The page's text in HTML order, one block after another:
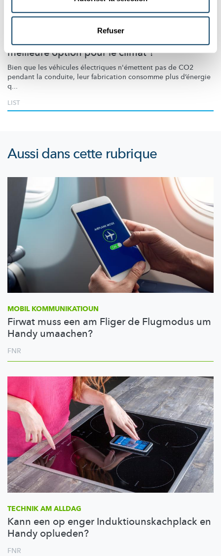
Refuser
MOTEUR ÉLECTRIQUE CONTRE MOTEUR À COMBUSTION
Voiture électrique ou diesel : quelle est la
meilleure option pour le climat ?
Bien que les véhicules électriques n'émettent pas de CO2
pendant la conduite, leur fabrication consomme plus d’énergie
q...
LIST
Aussi dans cette rubrique
MOBIL KOMMUNIKATIOUN
Firwat muss een am Fliger de Flugmodus um
Handy umaachen?
FNR
TECHNIK AM ALLDAG
Kann een op enger Induktiounskachplack en
Handy oplueden?
FNR